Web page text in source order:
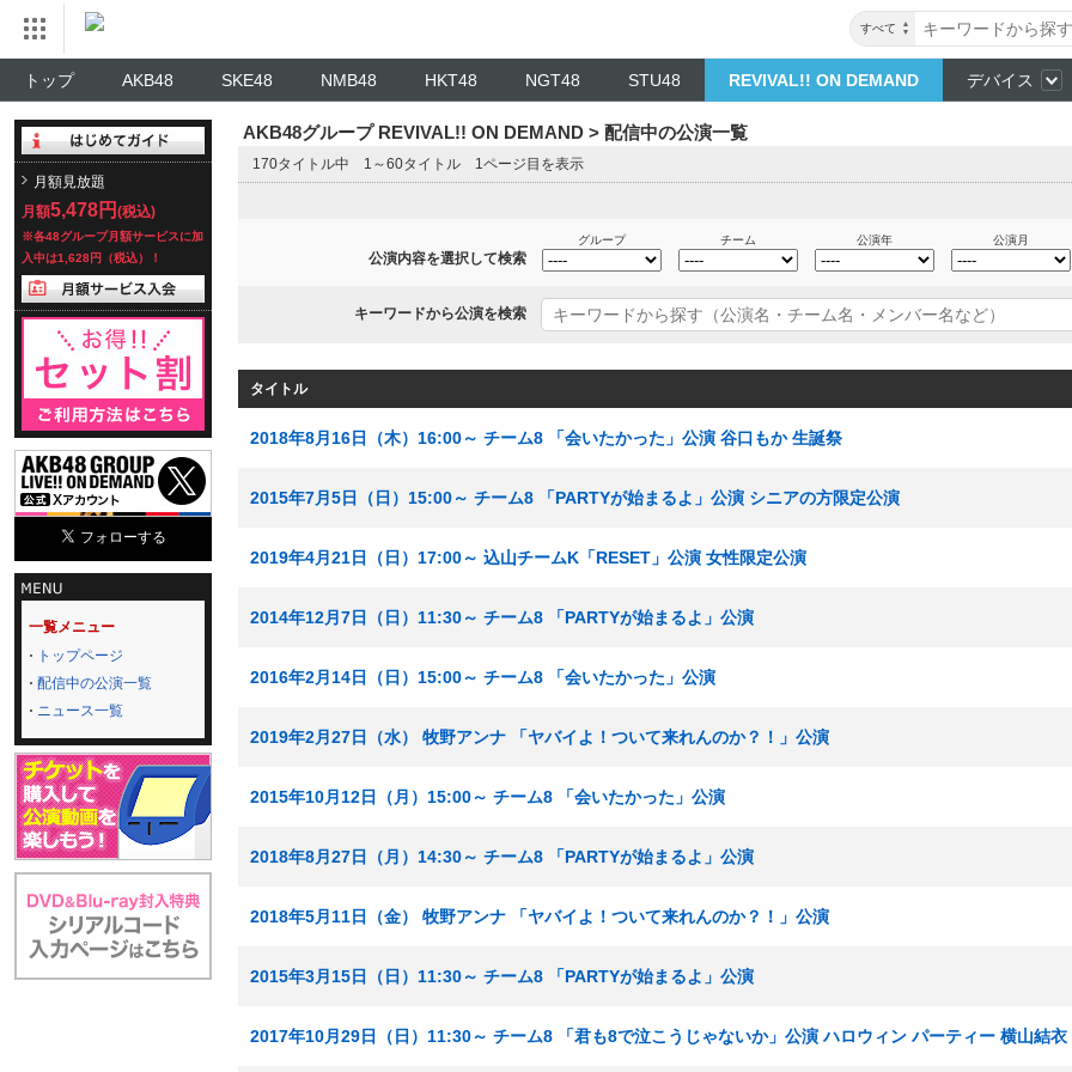
すべて
トップ AKB48 SKE48 NMB48 HKT48 NGT48 STU48 REVIVAL!! ON DEMAND デバイス
月額見放題
月額5,478円 (税込)
※各48グループ月額サービスに加
入中は1,628円（税込）！
一覧メニュー
トップページ
配信中の公演一覧
ニュース一覧
AKB48グループ REVIVAL!! ON DEMAND > 配信中の公演一覧
170タイトル中 1～60タイトル 1ページ目を表示
公演内容を選択して検索
グループ チーム 公演年 公演月
キーワードから公演を検索
タイトル
2018年8月16日（木）16:00～ チーム8 「会いたかった」公演 谷口もか 生誕祭
2015年7月5日（日）15:00～ チーム8 「PARTYが始まるよ」公演 シニアの方限定公演
2019年4月21日（日）17:00～ 込山チームK「RESET」公演 女性限定公演
2014年12月7日（日）11:30～ チーム8 「PARTYが始まるよ」公演
2016年2月14日（日）15:00～ チーム8 「会いたかった」公演
2019年2月27日（水） 牧野アンナ 「ヤバイよ！ついて来れんのか？！」公演
2015年10月12日（月）15:00～ チーム8 「会いたかった」公演
2018年8月27日（月）14:30～ チーム8 「PARTYが始まるよ」公演
2018年5月11日（金） 牧野アンナ 「ヤバイよ！ついて来れんのか？！」公演
2015年3月15日（日）11:30～ チーム8 「PARTYが始まるよ」公演
2017年10月29日（日）11:30～ チーム8 「君も8で泣こうじゃないか」公演 ハロウィン パーティー 横山結衣